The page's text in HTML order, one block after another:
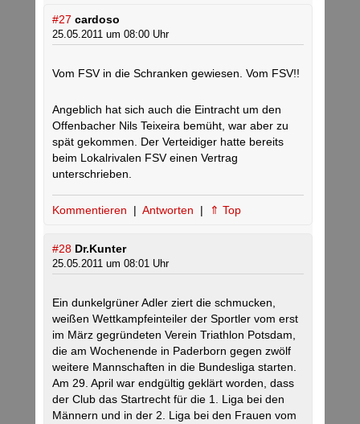
#27 cardoso
25.05.2011 um 08:00 Uhr
Vom FSV in die Schranken gewiesen. Vom FSV!!
Angeblich hat sich auch die Eintracht um den
Offenbacher Nils Teixeira bemüht, war aber zu
spät gekommen. Der Verteidiger hatte bereits
beim Lokalrivalen FSV einen Vertrag
unterschrieben.
Kommentieren | Antworten | ⇑ Top
#28 Dr.Kunter
25.05.2011 um 08:01 Uhr
Ein dunkelgrüner Adler ziert die schmucken,
weißen Wettkampfeinteiler der Sportler vom erst
im März gegründeten Verein Triathlon Potsdam,
die am Wochenende in Paderborn gegen zwölf
weitere Mannschaften in die Bundesliga starten.
Am 29. April war endgültig geklärt worden, dass
der Club das Startrecht für die 1. Liga bei den
Männern und in der 2. Liga bei den Frauen vom